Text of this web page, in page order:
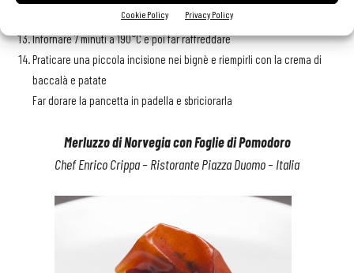
Cookie Policy Privacy Policy
trasferirli su una teglia da forno traforata
Infornare 7 minuti a 190°C e poi far raffreddare
Praticare una piccola incisione nei bignè e riempirli con la crema di
baccalà e patate
Far dorare la pancetta in padella e sbriciorarla
Merluzzo di Norvegia con Foglie di Pomodoro
Chef Enrico Crippa – Ristorante Piazza Duomo – Italia